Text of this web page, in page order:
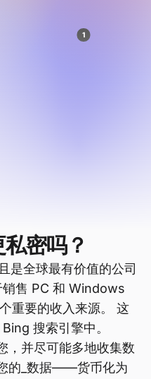
浏览器）。
1
但这主
密吗？
是全球最有价值的公司
销售 PC 和 Windows
重要的收入来源。 这
搜索引擎中。
，并尽可能多地收集数
的_数据——货币化为